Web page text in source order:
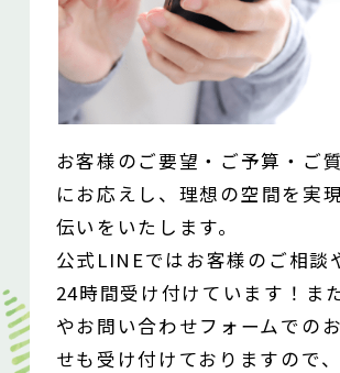
お客様のご要望・ご予算・ご
にお応えし、 理想の空間を実
伝いをいたします。
公式LINEではお客様のご相談
24時間受け付けています！ ま
やお問い合わせフォームでの
せも受け付けておりますので、